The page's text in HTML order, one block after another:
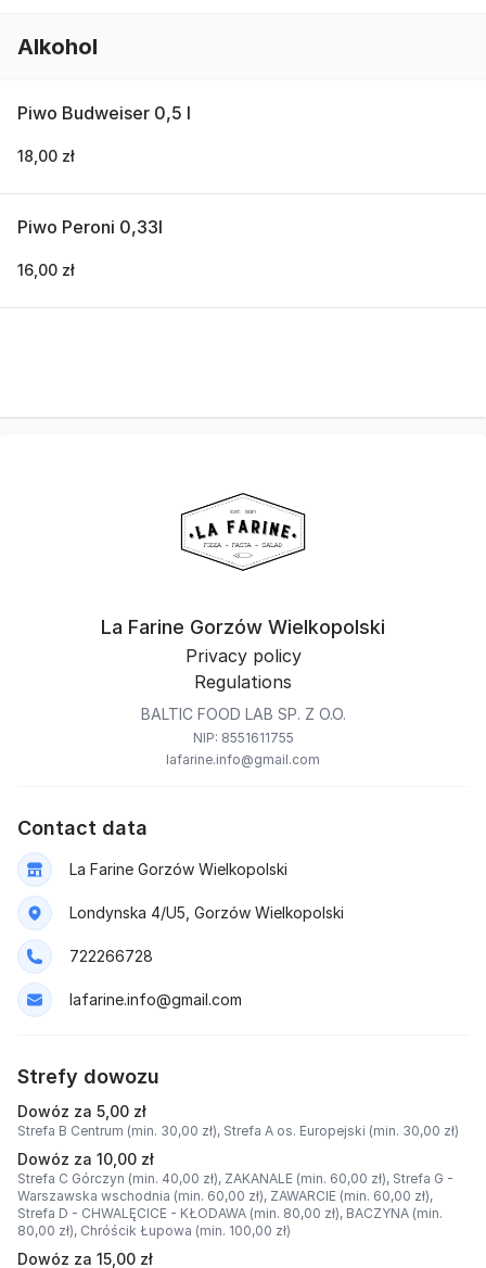
Alkohol
Piwo Budweiser 0,5 l
18,00 zł
Piwo Peroni 0,33l
16,00 zł
La Farine Gorzów Wielkopolski
Privacy policy
Regulations
BALTIC FOOD LAB SP. Z O.O.
NIP: 8551611755
lafarine.info@gmail.com
Contact data
La Farine Gorzów Wielkopolski
Londynska 4/U5, Gorzów Wielkopolski
722266728
lafarine.info@gmail.com
Strefy dowozu
Dowóz za 5,00 zł
Strefa B Centrum (min. 30,00 zł), Strefa A os. Europejski (min. 30,00 zł)
Dowóz za 10,00 zł
Strefa C Górczyn (min. 40,00 zł), ZAKANALE (min. 60,00 zł), Strefa G -
Warszawska wschodnia (min. 60,00 zł), ZAWARCIE (min. 60,00 zł),
Strefa D - CHWALĘCICE - KŁODAWA (min. 80,00 zł), BACZYNA (min.
80,00 zł), Chróścik Łupowa (min. 100,00 zł)
Dowóz za 15,00 zł